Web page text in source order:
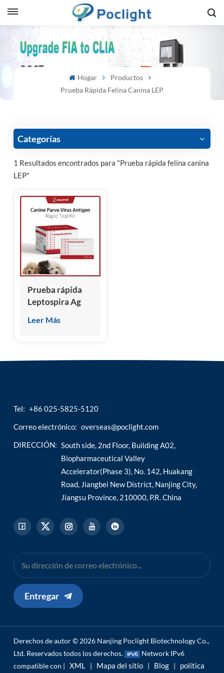
Hogar
Productos
Prueba Rápida Felina Canina LEP
Categorías
1 Resultados encontrados para "Prueba rápida felina canina
LEP"
Prueba rápida
Leptospira Ag
Leer Más
Tel: +86 025-5825-5120
Correo electrónico: overseas@poclight.com
DIRECCIÓN: South side, 2nd Floor, Building A02,
Biopharmaceutical Valley
Accelerator(Phase 3), No. 142, Huakang
Road, Jiangbei New District, Nanjing City,
Jiangsu Province, 210000, P.R. China
Entregar
Derechos de autor © 2026 Nanjing Poclight Biotechnology Co.,
Ltd. Reservados todos los derechos.
Network IPv6
compatible con | XML | Mapa del sitio | Blog | política